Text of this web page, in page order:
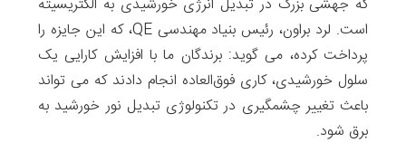
که جهشی بزرگ در تبدیل انرژی خورشیدی به الکتریسیته
است. لرد براون، رئیس بنیاد مهندسی QE، که این جایزه را
پرداخت کرده، می گوید: برندگان ما با افزایش کارایی یک
سلول خورشیدی، کاری فوق‌العاده انجام دادند که می تواند
باعث تغییر چشمگیری در تکنولوژی تبدیل نور خورشید به
برق شود.